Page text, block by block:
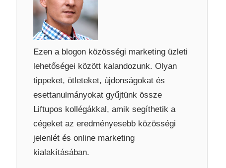
Ezen a blogon közösségi marketing üzleti
lehetőségei között kalandozunk. Olyan
tippeket, ötleteket, újdonságokat és
esettanulmányokat gyűjtünk össze
Liftupos kollégákkal, amik segíthetik a
cégeket az eredményesebb közösségi
jelenlét és online marketing
kialakításában.